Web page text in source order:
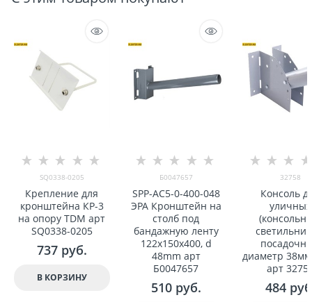
SQ0338-0205
Крепление для
кронштейна КР-3
на опору TDM арт
SQ0338-0205
737 руб.
В КОРЗИНУ
Б0047657
SPP-AC5-0-400-048
ЭРА Кронштейн на
столб под
бандажную ленту
122x150x400, d
48mm арт
Б0047657
510 руб.
32758
Консоль
уличныx
диаметр
арт
484